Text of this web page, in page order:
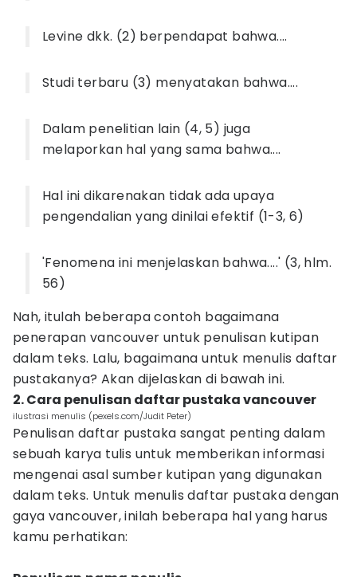
Levine dkk. (2) berpendapat bahwa....
Studi terbaru (3) menyatakan bahwa....
Dalam penelitian lain (4, 5) juga
melaporkan hal yang sama bahwa....
Hal ini dikarenakan tidak ada upaya
pengendalian yang dinilai efektif (1-3, 6)
'Fenomena ini menjelaskan bahwa....' (3, hlm.
56)
Nah, itulah beberapa contoh bagaimana
penerapan vancouver untuk penulisan kutipan
dalam teks. Lalu, bagaimana untuk menulis daftar
pustakanya? Akan dijelaskan di bawah ini.
2. Cara penulisan daftar pustaka vancouver
ilustrasi menulis (pexels.com/Judit Peter)
Penulisan daftar pustaka sangat penting dalam
sebuah karya tulis untuk memberikan informasi
mengenai asal sumber kutipan yang digunakan
dalam teks. Untuk menulis daftar pustaka dengan
gaya vancouver, inilah beberapa hal yang harus
kamu perhatikan: